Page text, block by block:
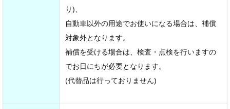
り)、
自動車以外の用途でお使いになる場合は、補償
対象外となります。
補償を受ける場合は、検査・点検を行いますの
でお日にちが必要となります。
(代替品は行っておりません)